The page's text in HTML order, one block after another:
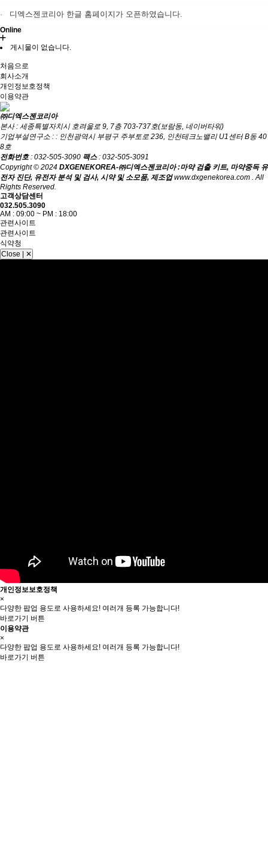
디엑스젠코리아 한글 홈페이지가 오픈하였습니다.
Online
게시물이 없습니다.
처음으로
회사소개
개인정보호정책
이용약관
㈜디엑스젠코리아
본사 : 세종특별자치시 호려울로 9, 7층 703-737호(보람동, 네이버타워)
기업부설연구소 : : 인천광역시 부평구 주부토로 236, 인천테크노밸리 U1센터 B동 40
8호
전화번호: 032-505-3090 팩스: 032-505-3091
Copyright © 2024 DXGENEKOREA-㈜디엑스젠코리아 :마약 검출 키트, 마약중독 유
전자 진단, 유전자 분석 및 검사, 시약 및 소모품, 제조업www.dxgenekorea.com . All
Rights Reserved.
고객상담센터
032.505.3090
AM : 09:00 ~ PM : 18:00
관련사이트
관련사이트
식약청
Close | ✕
개인정보보호정책
×
다양한 팝업 용도로 사용하세요! 여러개 등록 가능합니다!
바로가기 버튼
이용약관
×
다양한 팝업 용도로 사용하세요! 여러개 등록 가능합니다!
바로가기 버튼